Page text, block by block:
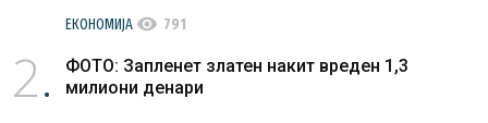
ЕКОНОМИЈА visibility 791
2
ФОТО: Запленет златен накит вреден 1,3
милиони денари